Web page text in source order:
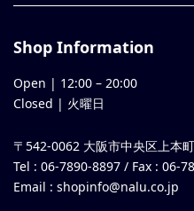
Shop Information
Open | 12:00 – 20:00
Closed | 火曜日
〒542-0062 大阪市中央区上本
Tel : 06-7890-8897 / Fax : 06-
Email : shopinfo@nalu.co.jp